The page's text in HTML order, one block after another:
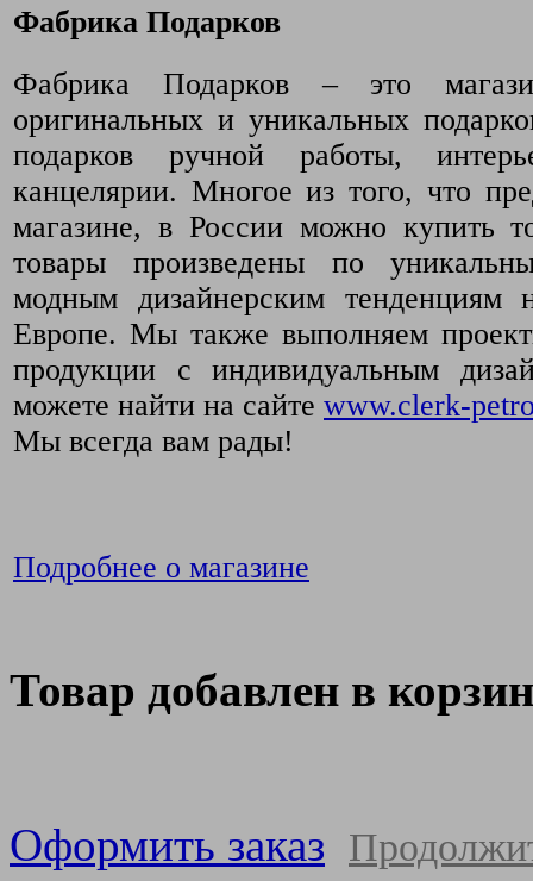
Фабрика Подарков
Фабрика Подарков – это
оригинальных и уникальных
подарков ручной работы,
канцелярии. Многое из того, что
магазине, в России можно купить
товары произведены по
модным дизайнерским тенденциям
Европе. Мы также выполняем
продукции с индивидуальным
можете найти на сайте www.clerk-
Мы всегда вам рады!
Подробнее о магазине
Товар добавлен в
Оформить заказ